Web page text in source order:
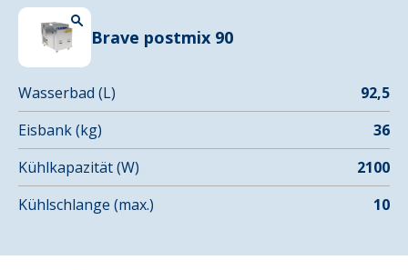
Brave postmix 90
Wasserbad (L)
92,5
Eisbank (kg)
36
Kühlkapazität (W)
2100
Kühlschlange (max.)
10